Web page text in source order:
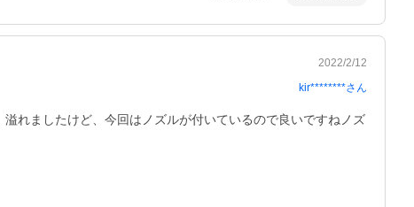
2022/2/12
kir********さん
れましたけど、今回はノズルが付いているので良いですねノズ